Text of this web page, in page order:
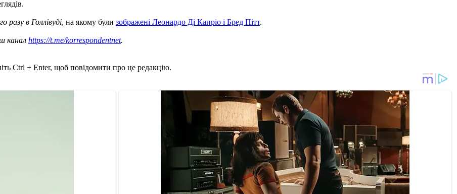
разу в Голлівуді, на якому були зображені Леонардо Ді Капріо і Бред Пітт.
канал https://t.me/korrespondentnet.
Ctrl + Enter, щоб повідомити про це редакцію.